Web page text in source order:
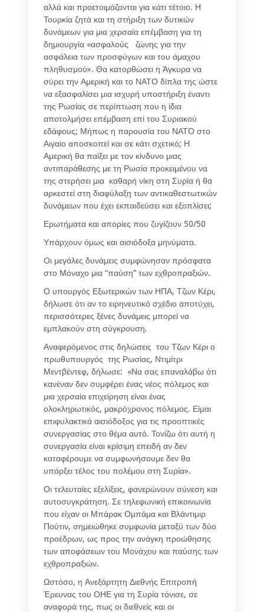
αλλά και προετοιμάζονται για κάτι τέτοιο. Η
Τουρκία ζητά και τη στήριξη των δυτικών
δυνάμεων για μια χερσαία επέμβαση για τη
δημιουργία «ασφαλούς ζώνης για την
ασφάλεια των προσφύγων και του άμαχου
πληθυσμού». Θα κατορθώσει η Άγκυρα να
σύρει την Αμερική και το ΝΑΤΟ δίπλα της ώστε
να εξασφαλίσει μια ισχυρή υποστήριξη έναντι
της Ρωσίας σε περίπτωση που η ίδια
αποτολμήσει επέμβαση επί του Συριακού
εδάφους; Μήπως η παρουσία του ΝΑΤΟ στο
Αιγαίο αποσκοπεί και σε κάτι σχετικό; Η
Αμερική θα παίξει με τον κίνδυνο μιας
αντιπαράθεσης με τη Ρωσία προκειμένου να
της στερήσει μια καθαρή νίκη στη Συρία ή θα
αρκεστεί στη διαφύλαξη των αντικαθεστωτικών
δυνάμεων που έχει εκπαιδεύσει και εξοπλίσει;
Ερωτήματα και απορίες που ζυγίζουν 50/50
Υπάρχουν όμως και αισιόδοξα μηνύματα.
Οι μεγάλες δυνάμεις συμφώνησαν πρόσφατα
στο Μόναχο μια “παύση” των εχθροπραξιών.
Ο υπουργός Εξωτερικών των ΗΠΑ, Τζων Κέρι,
δήλωσε ότι αν το ειρηνευτικό σχέδιο αποτύχει,
περισσότερες ξένες δυνάμεις μπορεί να
εμπλακούν στη σύγκρουση.
Αναφερόμενος στις δηλώσεις του Τζων Κέρι ο
πρωθυπουργός της Ρωσίας, Ντιμίτρι
Μεντβέντεφ, δήλωσε: «Να σας επαναλάβω ότι
κανέναν δεν συμφέρει ένας νέος πόλεμος και
μια χερσαία επιχείρηση είναι ένας
ολοκληρωτικός, μακρόχρονος πόλεμος. Είμαι
επιφυλακτικά αισιόδοξος για τις προοπτικές
συνεργασίας στο θέμα αυτό. Τονίζω ότι αυτή η
συνεργασία είναι κρίσιμη επειδή αν δεν
καταφέρουμε να συμφωνήσουμε δεν θα
υπάρξει τέλος του πολέμου στη Συρία».
Οι τελευταίες εξελίξεις, φανερώνουν σύνεση και
αυτοσυγκράτηση. Σε τηλεφωνική επικοινωνία
που είχαν οι Μπάρακ Ομπάμα και Βλάντιμιρ
Πούτιν, σημειώθηκε συμφωνία μεταξύ των δύο
προέδρων, ως προς την ανάγκη προώθησης
των αποφάσεων του Μονάχου και παύσης των
εχθροπραξιών.
Ωστόσο, η Ανεξάρτητη Διεθνής Επιτροπή
Έρευνας του ΟΗΕ για τη Συρία τόνισε, σε
αναφορά της, πως οι διεθνείς και οι